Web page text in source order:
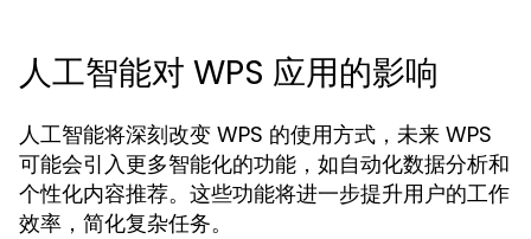
人工智能对 WPS 应用的影响
人工智能将深刻改变 WPS 的使用方式，未来 WPS
可能会引入更多智能化的功能，如自动化数据分析和
个性化内容推荐。这些功能将进一步提升用户的工作
效率，简化复杂任务。